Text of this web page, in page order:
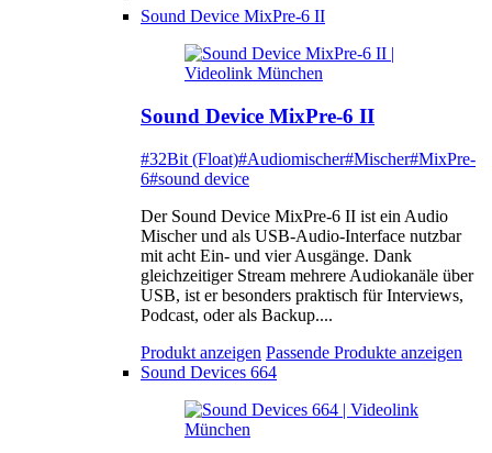
Sound Device MixPre-6 II
Sound Device MixPre-6 II
#32Bit (Float)#Audiomischer#Mischer#MixPre-
6#sound device
Der Sound Device MixPre-6 II ist ein Audio
Mischer und als USB-Audio-Interface nutzbar
mit acht Ein- und vier Ausgänge. Dank
gleichzeitiger Stream mehrere Audiokanäle über
USB, ist er besonders praktisch für Interviews,
Podcast, oder als Backup....
Produkt anzeigen Passende Produkte anzeigen
Sound Devices 664